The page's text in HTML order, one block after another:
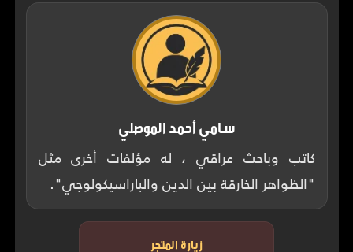
سامي أحمد الموصلي
كاتب وباحث عراقي ، له مؤلفات أخرى مثل
"الظواهر الخارقة بين الدين والباراسيكولوجي".
زيارة المتجر